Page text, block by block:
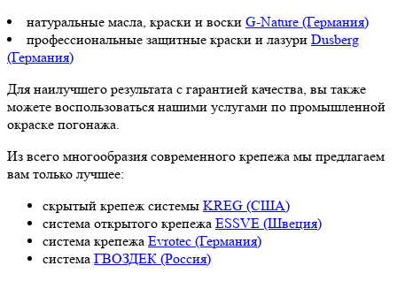
натуральные масла, краски и воски G-Nature (Германия)
профессиональные защитные краски и лазури Dusberg
(Германия)
Для наилучшего результата с гарантией качества, вы также
можете воспользоваться нашими услугами по промышленной
окраске погонажа.
Из всего многообразия современного крепежа мы предлагаем
вам только лучшее:
скрытый крепеж системы KREG (США)
система открытого крепежа ESSVE (Швеция)
система крепежа Evrotec (Германия)
система ГВОЗДЕК (Россия)